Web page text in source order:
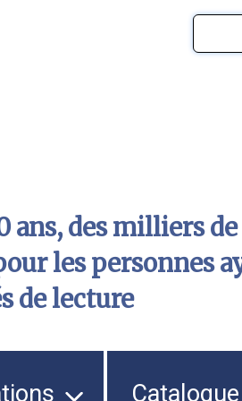
ans, des milliers
les personnes
de lecture
Catalogue